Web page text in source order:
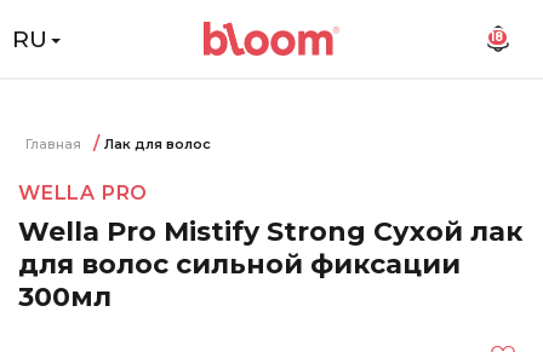
RU 18
Главная Лак для волос
WELLA PRO
Wella Pro Mistify Strong Сухой лак
для волос сильной фиксации
300мл